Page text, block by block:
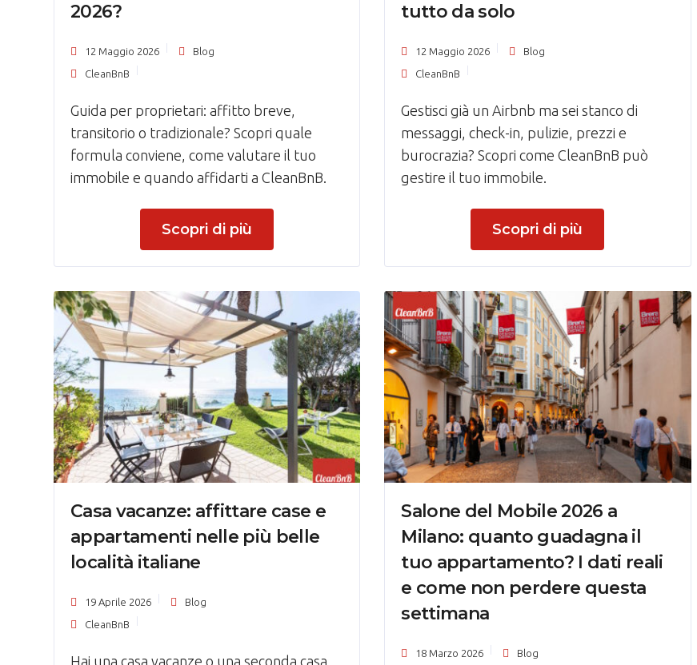
2026?
12 Maggio 2026
Blog
CleanBnB
Guida per proprietari: affitto breve,
transitorio o tradizionale? Scopri quale
formula conviene, come valutare il tuo
immobile e quando affidarti a CleanBnB.
Scopri di più
tutto da solo
12 Maggio 2026
Blog
CleanBnB
Gestisci già un Airbnb ma sei stanco di
messaggi, check-in, pulizie, prezzi e
burocrazia? Scopri come CleanBnB può
gestire il tuo immobile.
Scopri di più
Casa vacanze: affittare case e
appartamenti nelle più belle
località italiane
19 Aprile 2026
Blog
CleanBnB
Hai una casa vacanze o una seconda casa
Salone del Mobile 2026 a
Milano: quanto guadagna il
tuo appartamento? I dati reali
e come non perdere questa
settimana
18 Marzo 2026
Blog